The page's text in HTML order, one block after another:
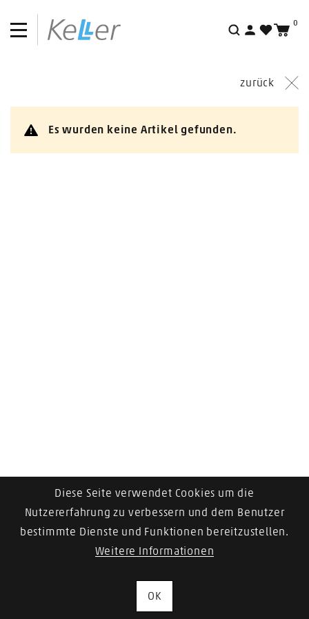
Suche
0
Outlet
zurück
Es wurden keine Artikel gefunden.
Diese Seite verwendet Cookies um die
Nutzererfahrung zu verbessern und dem Benutzer
bestimmte Dienste und Funktionen bereitzustellen.
Weitere Informationen
OK